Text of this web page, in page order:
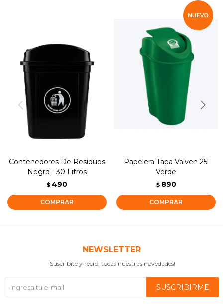
Contenedores De Residuos
Negro - 30 Litros
$ 490
Papelera Tapa Vaiven 25l
Verde
$ 890
NEWSLETTER
¡Suscribite y recibí todas nuestras novedades!
SUSCRIBIRME